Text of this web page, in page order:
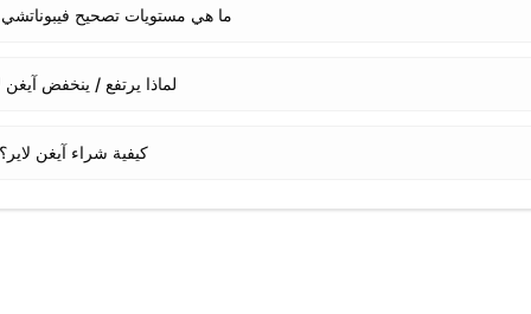
ما هي مستويات تصحيح فيبوناتشي
لماذا يرتفع / ينخفض آيغن
كيفية شراء آيغن لاير؟